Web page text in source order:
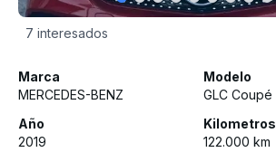
7 interesados
Marca
MERCEDES-BENZ
Modelo
GLC Coupé
Año
2019
Kilometros
122.000 km